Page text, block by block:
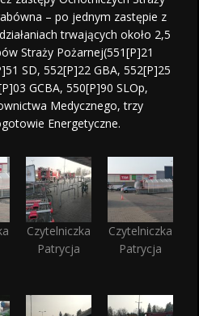
– po jednym zastępie z
trwających około 2,5
Straży Pożarnej(551[P]21
SD, 552[P]22 GBA, 552[P]25
GCBA, 550[P]90 SLOp,
Medycznego, trzy
Energetyczne.
Czytelniczka
Patrycja
Czytelniczka
Patrycja